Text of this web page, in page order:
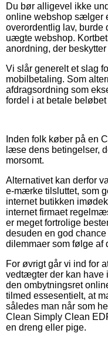
Du bør alligevel ikke
online webshop sælger
overordentlig lav, burde
uægte webshop.
anordning, der
Vi slår generelt et slag
mobilbetaling. Som
afdragsordning som
fordel i at betale
Inden folk køber på en
læse dens betingelser,
morsomt.
Alternativet kan derfor
e-mærke tilsluttet, som
internet butikken
internet firmaet
er meget fortrolige
desuden en god
dilemmaer som følge af
For øvrigt går vi ind for
vedtægter der kan have
den ombytningsret
tilmed essesentielt, at
således man når som
Clean Simply Clean
en dreng eller pige.